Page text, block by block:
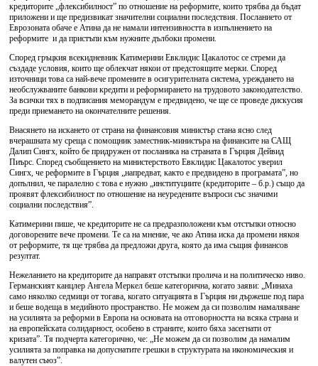
кредиторите „флексибилност” по отношение на реформите, които трябва да бъдат
приложени и ще предизвикат значителни социални последствия. Посланието от
Еврозоната обаче е Атина да не намали интензивността в изпълнението на
реформите и да пристъпи към нужните дълбоки промени.
Според гръцкия всекидневник Катимерини Евклидис Цакалотос се стреми да
създаде условия, които ще облекчат някои от предстоящите мерки. Според
източници това са най-вече промените в осигурителната система, уреждането на
необслужваните банкови кредити и реформирането на трудовото законодателство.
За всички тях в подписания меморандум е предвидено, че ще се проведе дискусия
преди приемането на окончателните решения.
Внасянето на искането от страна на финансовия министър стана ясно след
вчерашната му среща с помощник заместник-министъра на финансите на САЩ
Далип Сингх, който бе придружен от посланика на страната в Гърция Дейвид
Пиърс. Според съобщението на министерството Евклидис Цакалотос уверил
Сингх, че реформите в Гърция „напредват, както е предвидено в програмата”, но
допълнил, че паралелно с това е нужно „институциите (кредиторите – б.р.) също да
проявят флексибилност по отношение на неуредените въпроси със значими
социални последствия”.
Катимерини пише, че кредиторите не са предразположени към отстъпки относно
договорените вече промени. Те са на мнение, че ако Атина иска да промени някоя
от реформите, тя ще трябва да предложи друга, която да има същия финансов
резултат.
Нежеланието на кредиторите да направят отстъпки пролича и на политическо ниво.
Германският канцлер Ангела Меркел беше категорична, когато заяви: „Минаха
само няколко седмици от тогава, когато ситуацията в Гърция ни държеше под пара
и беше водеща в медийното пространство. Не можем да си позволим намаляване
на усилията за реформи в Европа на основата на отговорността на всяка страна и
на европейската солидарност, особено в страните, които бяха засегнати от
кризата”. Тя подчерта категорично, че: „Не можем да си позволим да намалим
усилията за поправка на допуснатите грешки в структурата на икономическия и
валутен съюз”.